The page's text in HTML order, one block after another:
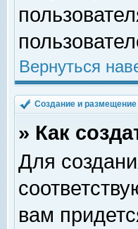
Вернуться
Создание и
» Как
Для
вам